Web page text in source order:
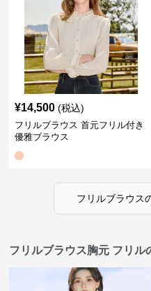
¥14,500 (税込)
フリルブラウス 首元フリル付き
優雅ブラウス
フリルブラウス
フリルブラウス胸元 フリル